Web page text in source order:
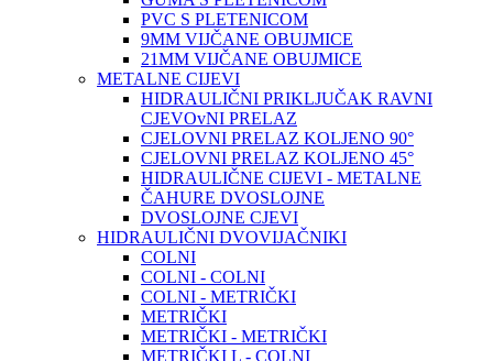
PVC S PLETENICOM
9MM VIJČANE OBUJMICE
21MM VIJČANE OBUJMICE
METALNE CIJEVI
HIDRAULIČNI PRIKLJUČAK RAVNI
CJEVOvNI PRELAZ
CJELOVNI PRELAZ KOLJENO 90°
CJELOVNI PRELAZ KOLJENO 45°
HIDRAULIČNE CIJEVI - METALNE
ČAHURE DVOSLOJNE
DVOSLOJNE CJEVI
HIDRAULIČNI DVOVIJAČNIKI
COLNI
COLNI - COLNI
COLNI - METRIČKI
METRIČKI
METRIČKI - METRIČKI
METRIČKI L - COLNI